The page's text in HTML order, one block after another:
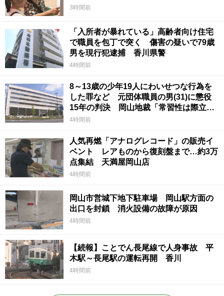
3時間前
「入所者が暴れている」高齢者向け住宅
で職員を包丁で突く 傷害の疑いで79歳
男を現行犯逮捕 香川県警
4時間前
8～13歳の少年19人にわいせつな行為を
した罪など 元団体職員の男(31)に懲役
15年の判決 岡山地裁「常習性は際立っ
ていて被害結果も非常に重い」
4時間前
人気再燃「アナログレコード」の販売イ
ベント レアものから復刻盤まで…約3万
点集結 天満屋岡山店
4時間前
岡山市営城下地下駐車場 岡山駅方面の
出口を封鎖 消火設備の故障が原因
4時間前
【続報】ことでん長尾線で人身事故 平
木駅～長尾駅の運転再開 香川
4時間前